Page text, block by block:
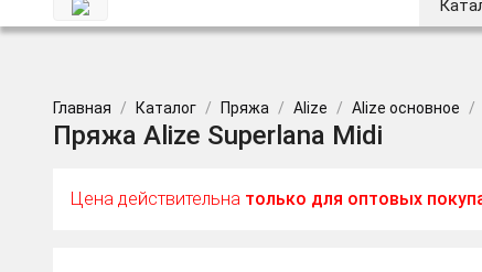
Главная Каталог Пряжа Alize Alize основное
Пряжа Alize Superlana Midi
Цена действительна только для оптовых